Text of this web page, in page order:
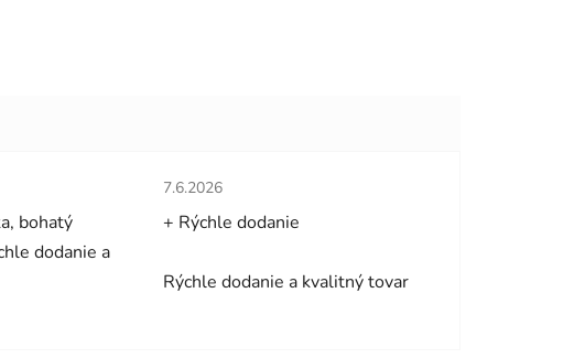
je 5 z 5 hviezdičiek.
bohatý
dodanie a
Hodnotenie obchodu je 5 z 5 hviezdičiek.
7.6.2026
+ Rýchle dodanie
Rýchle dodanie a kvalitný tovar